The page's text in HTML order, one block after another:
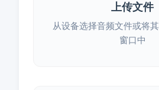
上传文件
从设备选择音频文件或将
窗口中